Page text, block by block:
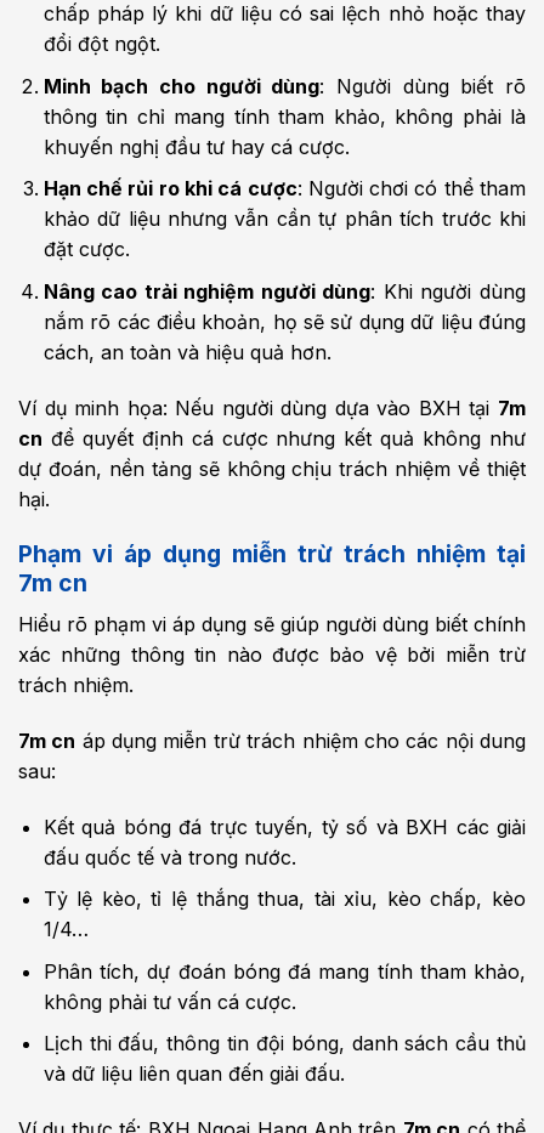
chấp pháp lý khi dữ liệu có sai lệch nhỏ hoặc thay
đổi đột ngột.
Minh bạch cho người dùng: Người dùng biết rõ
thông tin chỉ mang tính tham khảo, không phải là
khuyến nghị đầu tư hay cá cược.
Hạn chế rủi ro khi cá cược: Người chơi có thể tham
khảo dữ liệu nhưng vẫn cần tự phân tích trước khi
đặt cược.
Nâng cao trải nghiệm người dùng: Khi người dùng
nắm rõ các điều khoản, họ sẽ sử dụng dữ liệu đúng
cách, an toàn và hiệu quả hơn.
Ví dụ minh họa: Nếu người dùng dựa vào BXH tại 7m
cn để quyết định cá cược nhưng kết quả không như
dự đoán, nền tảng sẽ không chịu trách nhiệm về thiệt
hại.
Phạm vi áp dụng miễn trừ trách nhiệm tại
7m cn
Hiểu rõ phạm vi áp dụng sẽ giúp người dùng biết chính
xác những thông tin nào được bảo vệ bởi miễn trừ
trách nhiệm.
7m cn áp dụng miễn trừ trách nhiệm cho các nội dung
sau:
Kết quả bóng đá trực tuyến, tỷ số và BXH các giải
đấu quốc tế và trong nước.
Tỷ lệ kèo, tỉ lệ thắng thua, tài xỉu, kèo chấp, kèo
1/4…
Phân tích, dự đoán bóng đá mang tính tham khảo,
không phải tư vấn cá cược.
Lịch thi đấu, thông tin đội bóng, danh sách cầu thủ
và dữ liệu liên quan đến giải đấu.